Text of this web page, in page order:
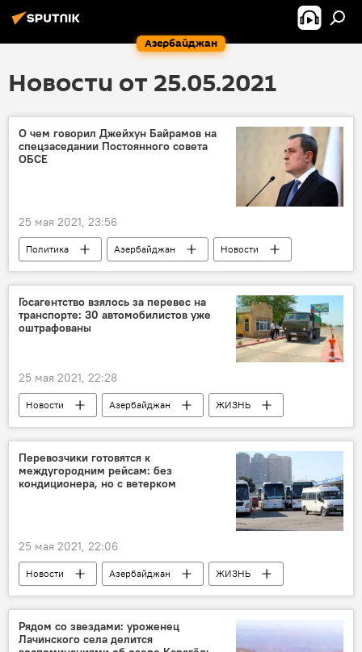
Азербайджан
Новости от 25.05.2021
О чем говорил Джейхун Байрамов на
спецзаседании Постоянного совета
ОБСЕ
25 мая 2021, 23:56
Политика Азербайджан
Новости
Новости мира
Карабах
Джейхун Байрамов
ОБСЕ
Госагентство взялось за перевес на
транспорте: 30 автомобилистов уже
оштрафованы
25 мая 2021, 22:28
Новости Азербайджан
ЖИЗНЬ
Экономика
Государственное агентство "Автомобильные дороги Азербайджана"
Грузоперевозки
штрафы
Перевозчики готовятся к
междугородним рейсам: без
кондиционера, но с ветерком
25 мая 2021, 22:06
Новости Азербайджан
ЖИЗНЬ
Экономика
Пассажироперевозки
Рядом со звездами: уроженец
Лачинского села делится